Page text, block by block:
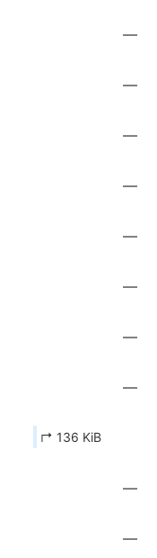
—
—
—
—
—
—
—
—
↱ 136 KiB
—
—